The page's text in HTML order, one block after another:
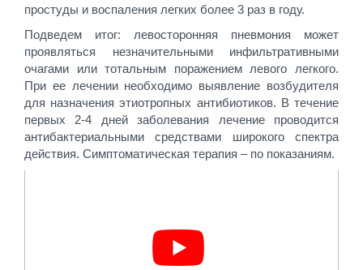
простуды и воспаления легких более 3 раз в году.
Подведем итог: левосторонняя пневмония может
проявляться незначительными инфильтративными
очагами или тотальным поражением левого легкого.
При ее лечении необходимо выявление возбудителя
для назначения этиотропных антибиотиков. В течение
первых 2-4 дней заболевания лечение проводится
антибактериальными средствами широкого спектра
действия. Симптоматическая терапия – по показаниям.